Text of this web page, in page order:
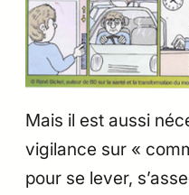
Mais il est aussi
vigilance sur «
pour se lever,